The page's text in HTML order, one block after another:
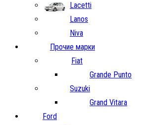
Lacetti
Lanos
Niva
Прочие марки
Fiat
Grande Punto
Suzuki
Grand Vitara
Ford